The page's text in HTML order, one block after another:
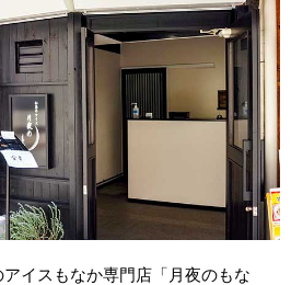
イスもなか専門店「月夜のもな